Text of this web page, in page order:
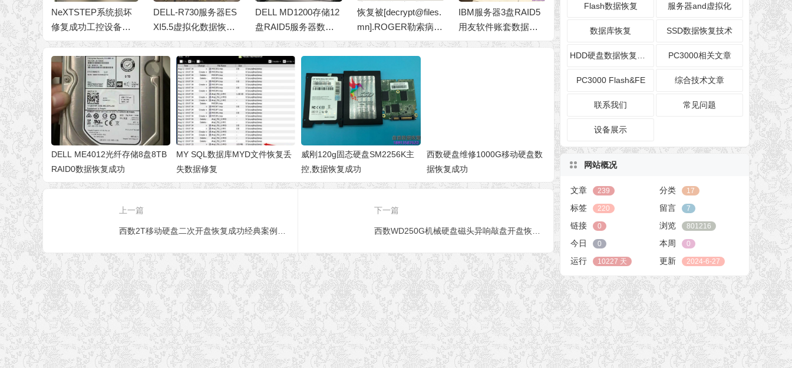
统损坏
设备系
DELL-R730服务器ES
XI5.5虚拟化数据恢复
成功
DELL MD1200存储12
盘RAID5服务器数据
恢复成功
恢复被[decrypt@files.
mn].ROGER勒索病毒
加密后的金碟MS SQL
2008 R2 MDF数据库
文件 勒索病毒加密
IBM服务器3盘RAID5
用友软件账套数据库
数据恢复成功
成功解决20年前的日
立老工控机磁盘错误
无法开机
DELL ME4012光纤存
储8盘8TB RAID0数据
VMFS ESXI HP虚拟
化服务器存储
18TB
硬盘
恢复
DELL ME4012光纤存储8盘8TB
RAID0数据恢复成功
MY SQL数据库MYD文件恢复丢
失数据修复
威刚120g固态硬盘SM2256K主
控,数据恢复成功
西数硬盘维修1000G移动硬盘数
据恢复成功
上一篇 下一篇
Flash数据恢复 服务器and虚拟化
数据库恢复 SSD数据恢复技术
PC3000相关文章
PC3000 Flash&FE 综合技术文章
联系我们 常见问题
设备展示
网站概况
文章 239 分类 17
标签 220 留言 7
链接 0 浏览 801216
今日 0 本周 0
运行 10227 天 更新 2024-6-27